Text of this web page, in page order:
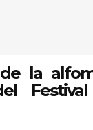
la